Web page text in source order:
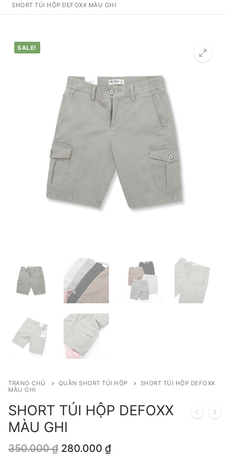
SHORT TÚI HỘP DEFOXX MÀU GHI
SALE!
TRANG CHỦ QUẦN SHORT TÚI HỘP
SHORT TÚI HỘP DEFOXX
MÀU GHI
SHORT TÚI HỘP DEFOXX
MÀU GHI
350.000₫ Giá
280.000 ₫Giá